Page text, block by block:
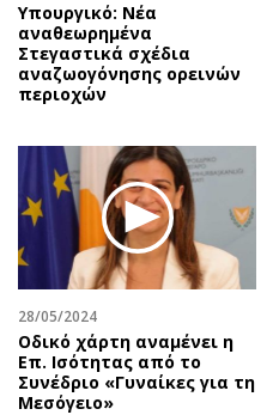
Υπουργικό: Νέα
αναθεωρημένα
Στεγαστικά σχέδια
αναζωογόνησης ορεινών
περιοχών
28/05/2024
Οδικό χάρτη αναμένει η
Επ. Ισότητας από το
Συνέδριο «Γυναίκες για τη
Μεσόγειο»